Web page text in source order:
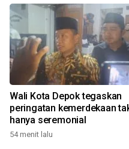
Wali Kota Depok tegaskan
peringatan kemerdekaan
hanya seremonial
54 menit lalu